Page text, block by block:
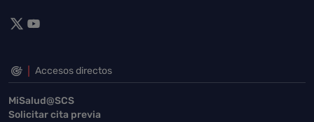
Accesos directos
MiSalud@SCS
Solicitar cita previa